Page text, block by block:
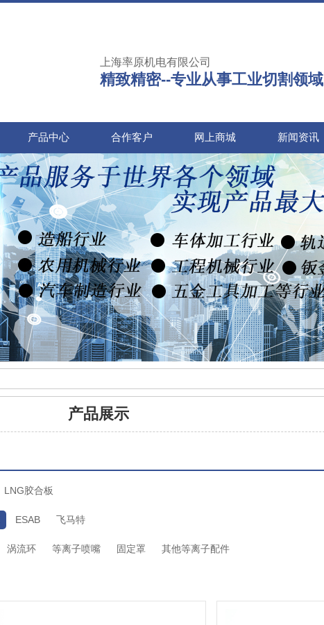
上海率原机电有限公司
精致精密--专业从事工业切割领域
产品中心 合作客户 网上商城 新闻资讯
产品展示
LNG胶合板
ESAB 飞马特
涡流环 等离子喷嘴 固定罩 其他等离子配件